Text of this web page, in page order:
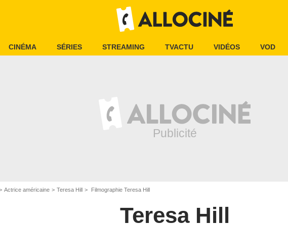
CINÉMA SÉRIES STREAMING TVACTU VIDÉOS VOD
Actrice américaine Teresa Hill Filmographie Teresa Hill
Teresa Hill